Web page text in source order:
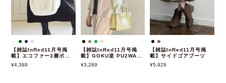
【雑誌InRed11月号掲
載】エコファー3層ポケ
4,389
【雑誌InRed11月号掲
載】GOKU楽 PU2WAY
3,289
【雑誌InRed11月号掲
載】サイドゴアブーツ
5,929